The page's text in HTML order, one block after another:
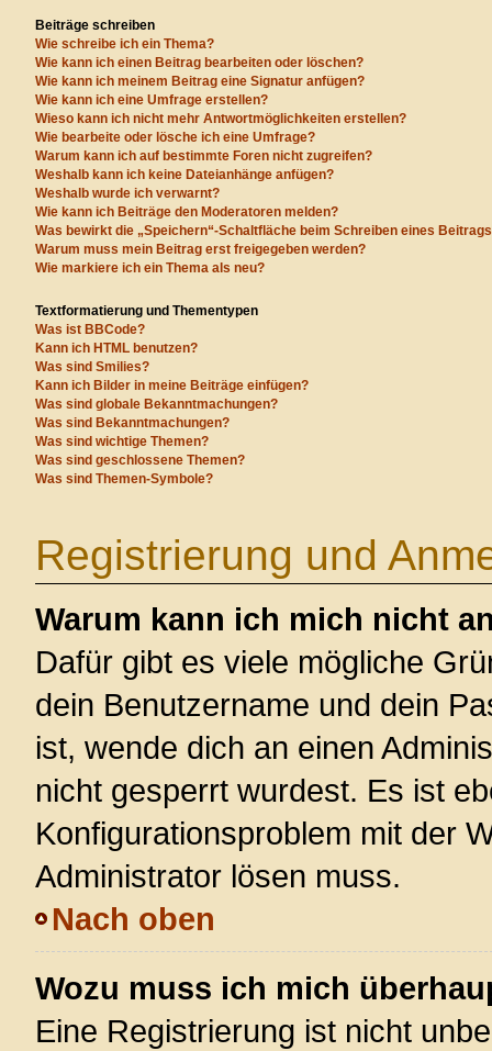
Beiträge schreiben
Wie schreibe ich ein Thema?
Wie kann ich einen Beitrag bearbeiten oder löschen?
Wie kann ich meinem Beitrag eine Signatur anfügen?
Wie kann ich eine Umfrage erstellen?
Wieso kann ich nicht mehr Antwortmöglichkeiten erstellen?
Wie bearbeite oder lösche ich eine Umfrage?
Warum kann ich auf bestimmte Foren nicht zugreifen?
Weshalb kann ich keine Dateianhänge anfügen?
Weshalb wurde ich verwarnt?
Wie kann ich Beiträge den Moderatoren melden?
Was bewirkt die „Speichern“-Schaltfläche beim Schreiben eines
Warum muss mein Beitrag erst freigegeben werden?
Wie markiere ich ein Thema als neu?
Textformatierung und Thementypen
Was ist BBCode?
Kann ich HTML benutzen?
Was sind Smilies?
Kann ich Bilder in meine Beiträge einfügen?
Was sind globale Bekanntmachungen?
Was sind Bekanntmachungen?
Was sind wichtige Themen?
Was sind geschlossene Themen?
Was sind Themen-Symbole?
Registrierung und
Warum kann ich mich nicht
Dafür gibt es viele mögliche
dein Benutzername und dein
ist, wende dich an einen
nicht gesperrt wurdest. Es ist
Konfigurationsproblem mit der
Administrator lösen muss.
Nach oben
Wozu muss ich mich
Eine Registrierung ist nicht